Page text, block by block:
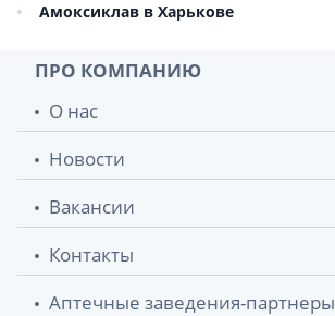
Амоксиклав в Харькове
ПРО КОМПАНИЮ
О нас
Новости
Вакансии
Контакты
Аптечные заведения-партнеры